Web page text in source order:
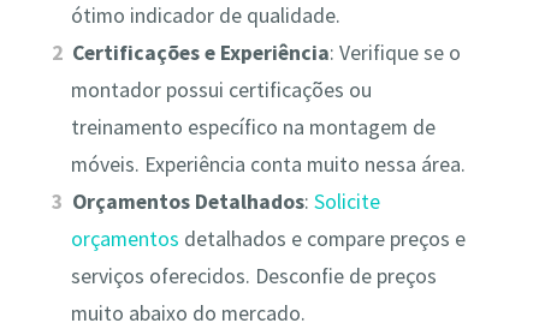
ótimo indicador de qualidade.
Certificações e Experiência: Verifique se o
montador possui certificações ou
treinamento específico na montagem de
móveis. Experiência conta muito nessa área.
Orçamentos Detalhados:Solicite
orçamentos detalhados e compare preços e
serviços oferecidos. Desconfie de preços
muito abaixo do mercado.